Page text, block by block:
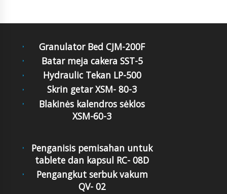
Granulator Bed CJM-200F
Batar meja cakera SST-5
Hydraulic Tekan LP-500
Skrin getar XSM- 80-3
Blakinės kalendros sėklos
XSM-60-3
Penganisis pemisahan untuk
tablete dan kapsul RC- 08D
Pengangkut serbuk vakum
QV- 02